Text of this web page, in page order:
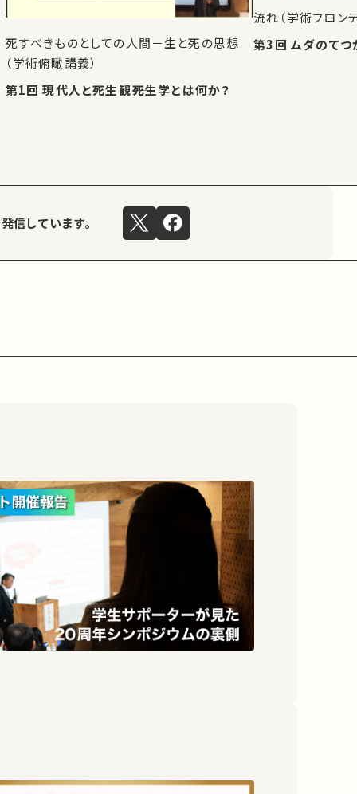
死すべきものとしての人間－生と死の思想
（学術俯瞰講義）
第1回 現代人と死生観――死生学とは何か？
流れ（学術フロン
第3回 ムダのて
信しています。